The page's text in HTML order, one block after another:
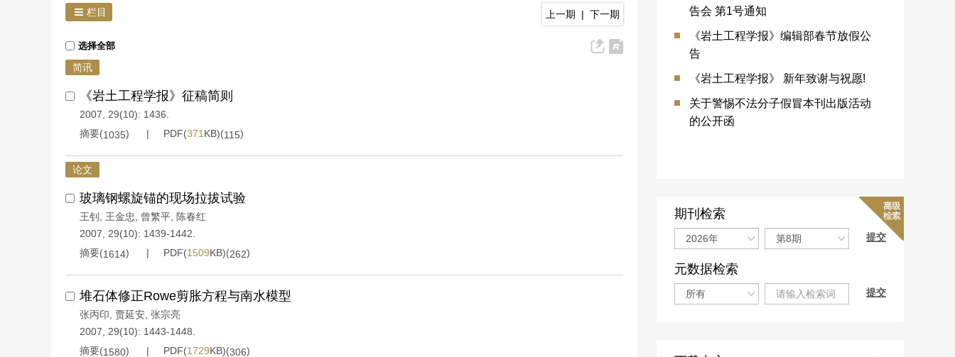
栏目 上一期 | 下一期
选择全部
简讯
《岩土工程学报》征稿简则
2007, 29(10): 1436.
摘要(1035) PDF(371 KB)(115)
论文
玻璃钢螺旋锚的现场拉拔试验
王钊 王金忠 曾繁平
陈春红
2007, 29(10): 1439-1442.
摘要(1614) PDF(1509KB)(262)
堆石体修正Rowe剪胀方程与南水模型
张丙印 贾延安 张宗亮
2007, 29(10): 1443-1448.
摘要(1580) PDF(1729KB)(306)
告会 第1号通知
《岩土工程学报》编辑部春节放假公
告
《岩土工程学报》 新年致谢与祝愿!
关于警惕不法分子假冒本刊出版活动
的公开函
期刊检索
元数据检索